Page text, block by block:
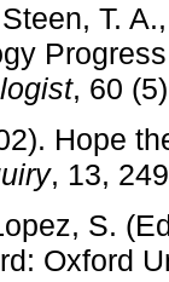
T.
, 60
Hope
, 13,
S.
Oxford